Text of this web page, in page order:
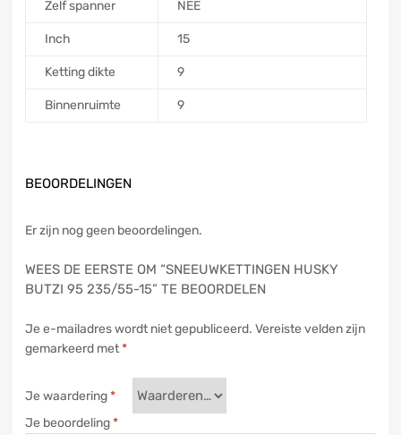
Zelf spanner NEE
Inch 15
Ketting dikte 9
Binnenruimte 9
BEOORDELINGEN
Er zijn nog geen beoordelingen.
WEES DE EERSTE OM “SNEEUWKETTINGEN HUSKY
BUTZI 95 235/55-15” TE BEOORDELEN
Je e-mailadres wordt niet gepubliceerd. Vereiste velden zijn
gemarkeerd met*
Je waardering*
Je beoordeling*